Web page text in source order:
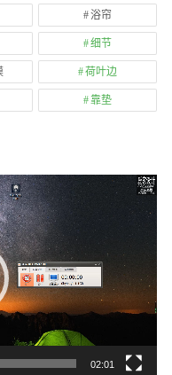
浴帘
细节
荷叶边
靠垫
02:01